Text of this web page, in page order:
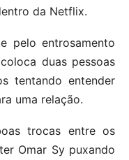
da Netflix.
pelo entrosamento
duas pessoas
tentando entender
uma relação.
trocas entre os
Omar Sy puxando